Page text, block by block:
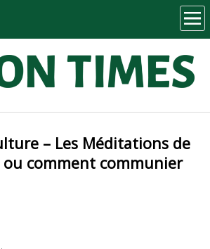
– Les Méditations de
ou comment communier